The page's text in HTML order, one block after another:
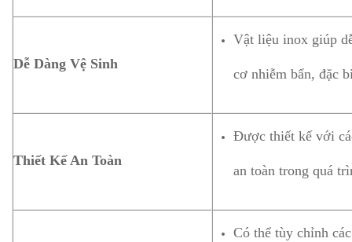
Dễ Dàng Vệ Sinh
Vật liệu inox giúp
cơ nhiễm bẩn, đặc
Thiết Kế An Toàn
Được thiết kế với
an toàn trong quá
Có thể tùy chỉnh